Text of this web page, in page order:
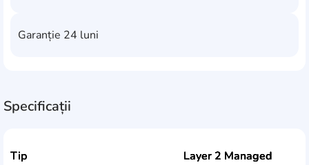
Garanție 24 luni
Specificații
Tip
Layer 2 Managed